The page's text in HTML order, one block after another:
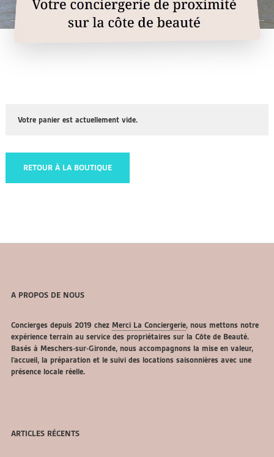
Votre panier est actuellement vide.
RETOUR À LA BOUTIQUE
A PROPOS DE NOUS
Concierges depuis 2019 chez Merci La Conciergerie, nous mettons notre
expérience terrain au service des propriétaires sur la Côte de Beauté.
Basés à Meschers-sur-Gironde, nous accompagnons la mise en valeur,
l’accueil, la préparation et le suivi des locations saisonnières avec une
présence locale réelle.
ARTICLES RÉCENTS